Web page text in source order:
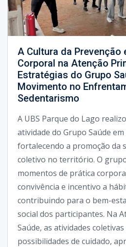
A Cultura da Prevenção
Corporal na Atenção
Estratégias do Grupo
Movimento no
Sedentarismo
A UBS Parque do Lago
atividade do Grupo Saúde
fortalecendo a promoção da
coletivo no território. O
momentos de prática
convivência e incentivo a
contribuindo para o bem-
social dos participantes. Na
Saúde, as atividades
possibilidades de cuidado,